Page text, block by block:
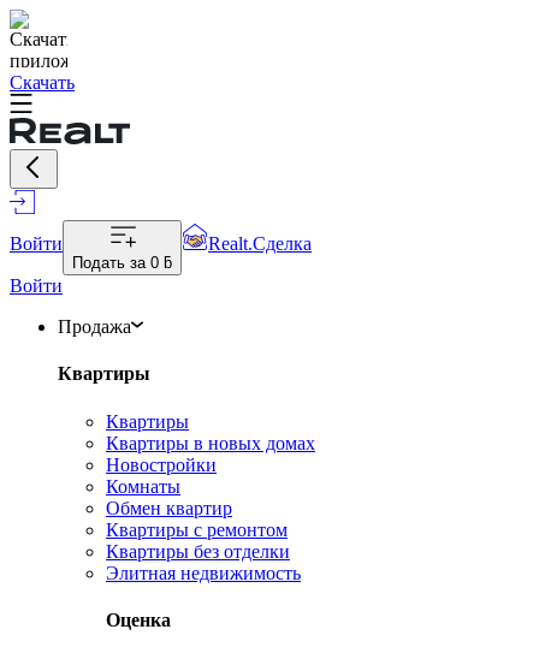
Скачать
Войти
Подать за 0 ƃ
Realt.Сделка
Войти
Продажа
Квартиры
Квартиры
Квартиры в новых домах
Новостройки
Комнаты
Обмен квартир
Квартиры с ремонтом
Квартиры без отделки
Элитная недвижимость
Оценка